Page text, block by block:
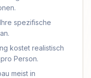
spezifische
kostet realistisch
Person.
meist in